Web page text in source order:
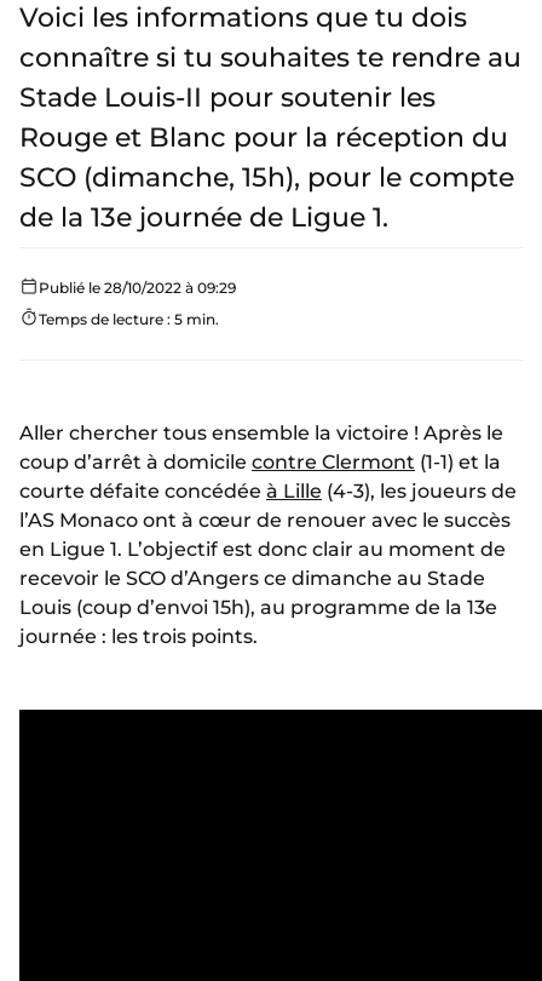
Voici les informations que tu dois
connaître si tu souhaites te rendre au
Stade Louis-II pour soutenir les
Rouge et Blanc pour la réception du
SCO (dimanche, 15h), pour le compte
de la 13e journée de Ligue 1.
Publié le 28/10/2022 à 09:29
Temps de lecture : 5 min.
Aller chercher tous ensemble la victoire ! Après le
coup d’arrêt à domicile contre Clermont (1-1) et la
courte défaite concédée à Lille (4-3), les joueurs de
l’AS Monaco ont à cœur de renouer avec le succès
en Ligue 1. L’objectif est donc clair au moment de
recevoir le SCO d’Angers ce dimanche au Stade
Louis (coup d’envoi 15h), au programme de la 13e
journée : les trois points.